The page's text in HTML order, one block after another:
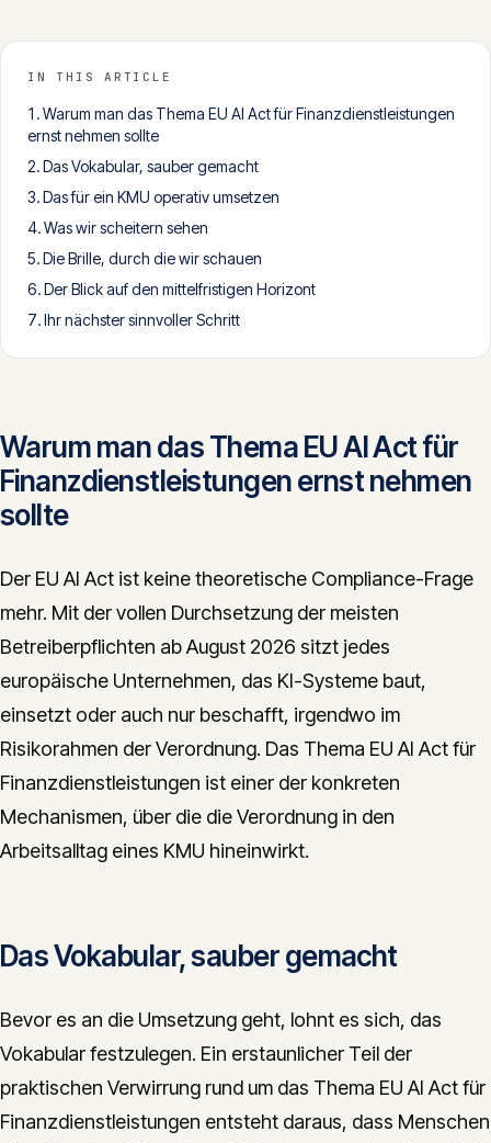
Get in touch
CONTACT
info@innopulse.io+41 79 508 28 06
Gotthardstrasse 30, 6300 Zug
IN THIS ARTICLE
Warum man das Thema EU AI Act für Finanzdienstleistungen
ernst nehmen sollte
Das Vokabular, sauber gemacht
Das für ein KMU operativ umsetzen
Was wir scheitern sehen
Die Brille, durch die wir schauen
Der Blick auf den mittelfristigen Horizont
Ihr nächster sinnvoller Schritt
Warum man das Thema EU AI Act für
Finanzdienstleistungen ernst nehmen
sollte
Der EU AI Act ist keine theoretische Compliance-Frage
mehr. Mit der vollen Durchsetzung der meisten
Betreiberpflichten ab August 2026 sitzt jedes
europäische Unternehmen, das KI-Systeme baut,
einsetzt oder auch nur beschafft, irgendwo im
Risikorahmen der Verordnung. Das Thema EU AI Act für
Finanzdienstleistungen ist einer der konkreten
Mechanismen, über die die Verordnung in den
Arbeitsalltag eines KMU hineinwirkt.
Das Vokabular, sauber gemacht
Bevor es an die Umsetzung geht, lohnt es sich, das
Vokabular festzulegen. Ein erstaunlicher Teil der
praktischen Verwirrung rund um das Thema EU AI Act für
Finanzdienstleistungen entsteht daraus, dass Menschen